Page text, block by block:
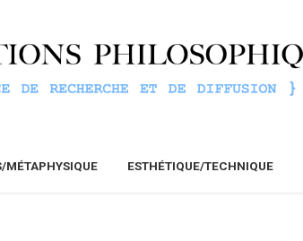
MÉTAPHYSIQUE ESTHÉTIQUE/TECHNIQUE